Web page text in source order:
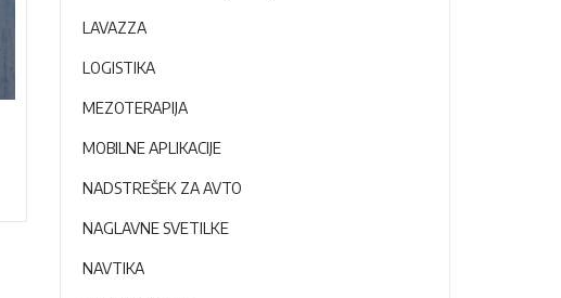
LAVAZZA
LOGISTIKA
MEZOTERAPIJA
MOBILNE APLIKACIJE
NADSTREŠEK ZA AVTO
NAGLAVNE SVETILKE
NAVTIKA